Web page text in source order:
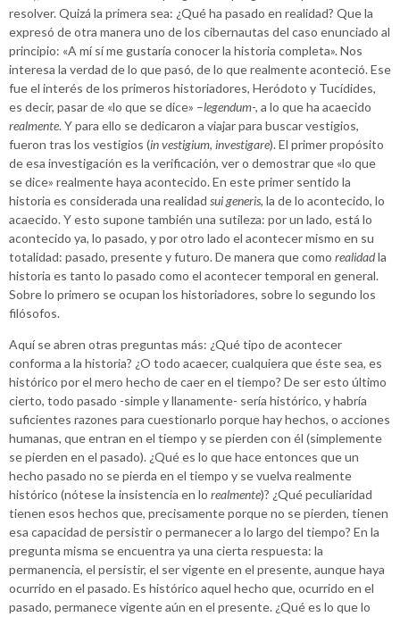
resolver. Quizá la primera sea: ¿Qué ha pasado en realidad? Que la
expresó de otra manera uno de los cibernautas del caso enunciado al
principio: «A mí sí me gustaría conocer la historia completa». Nos
interesa la verdad de lo que pasó, de lo que realmente aconteció. Ese
fue el interés de los primeros historiadores, Heródoto y Tucídides,
es decir, pasar de «lo que se dice» –legendum-, a lo que ha acaecido
realmente. Y para ello se dedicaron a viajar para buscar vestigios,
fueron tras los vestigios (in vestigium, investigare). El primer propósito
de esa investigación es la verificación, ver o demostrar que «lo que
se dice» realmente haya acontecido. En este primer sentido la
historia es considerada una realidad sui generis, la de lo acontecido, lo
acaecido. Y esto supone también una sutileza: por un lado, está lo
acontecido ya, lo pasado, y por otro lado el acontecer mismo en su
totalidad: pasado, presente y futuro. De manera que como realidadla
historia es tanto lo pasado como el acontecer temporal en general.
Sobre lo primero se ocupan los historiadores, sobre lo segundo los
filósofos.
Aquí se abren otras preguntas más: ¿Qué tipo de acontecer
conforma a la historia? ¿O todo acaecer, cualquiera que éste sea, es
histórico por el mero hecho de caer en el tiempo? De ser esto último
cierto, todo pasado -simple y llanamente- sería histórico, y habría
suficientes razones para cuestionarlo porque hay hechos, o acciones
humanas, que entran en el tiempo y se pierden con él (simplemente
se pierden en el pasado). ¿Qué es lo que hace entonces que un
hecho pasado no se pierda en el tiempo y se vuelva realmente
histórico (nótese la insistencia en lo realmente)? ¿Qué peculiaridad
tienen esos hechos que, precisamente porque no se pierden, tienen
esa capacidad de persistir o permanecer a lo largo del tiempo? En la
pregunta misma se encuentra ya una cierta respuesta: la
permanencia, el persistir, el ser vigente en el presente, aunque haya
ocurrido en el pasado. Es histórico aquel hecho que, ocurrido en el
pasado, permanece vigente aún en el presente. ¿Qué es lo que lo